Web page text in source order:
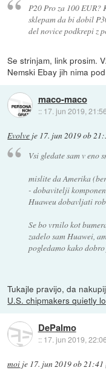
P20 Pro za 100
sklepam da bi dobil
del novice podkrepi z
Se strinjam, link prosim.
Nemski Ebay jih nima
maco-maco
:: 17. jun 2019, 21:56
Evolve je 17. jun 2019 ob
Vsi gledate sam v eno
mislite da Amerika
- dobavitelji
Huaweu dobavljati
Se bo vrnilo kot
zadelo sam Huawei,
pogledamo kako
Tukajle pravijo, da
U.S. chipmakers quietly
DePalmo
:: 17. jun 2019, 22:06
moi je 17. jun 2019 ob 21:41